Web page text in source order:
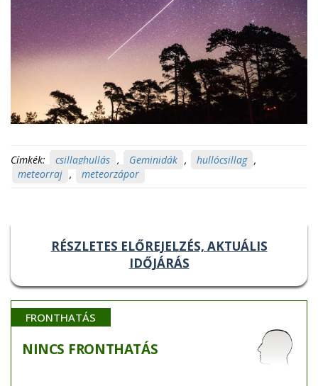
Címkék: csillaghullás , Geminidák , hullócsillag ,
meteorraj , meteorzápor
RÉSZLETES ELŐREJELZÉS, AKTUÁLIS
IDŐJÁRÁS
FRONTHATÁS
NINCS FRONTHATÁS